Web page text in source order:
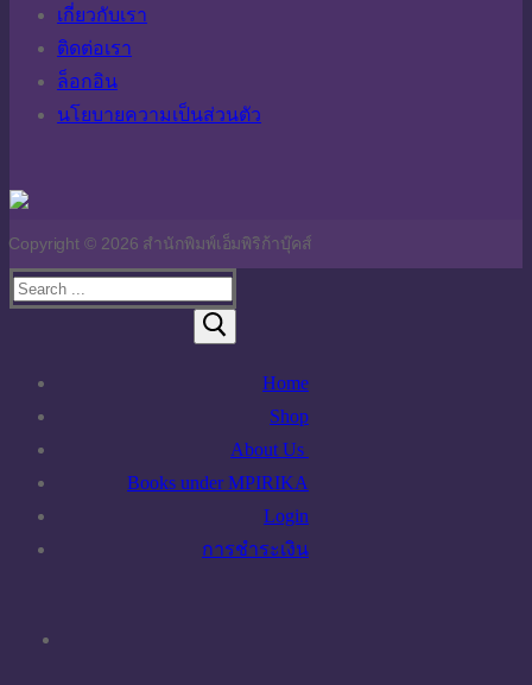
เกี่ยวกับเรา
ติดต่อเรา
ล็อกอิน
นโยบายความเป็นส่วนตัว
Copyright © 2026 สำนักพิมพ์เอ็มพิริก้าบุ๊คส์
Search
Home
Shop
About Us
นโยบายความเป็นส่วนตัว
นโยบายการใช้คุกกี้
Books under MPIRIKA
Login
การชำระเงิน